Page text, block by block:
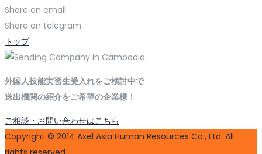
Share on email
Share on telegram
トップ
外国人技能実習生受入れをご検討中で
送出機関の紹介をご希望の企業様！
ご相談・お問い合わせはこちら
Copyright © 2014 Axel Asia Human Resources Co., Ltd. All